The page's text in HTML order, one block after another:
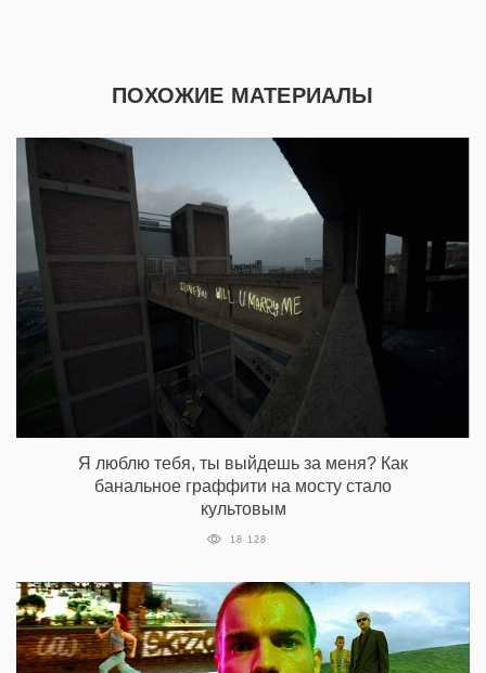
ПОХОЖИЕ МАТЕРИАЛЫ
Я люблю тебя, ты выйдешь за меня? Как
банальное граффити на мосту стало
культовым
18 128